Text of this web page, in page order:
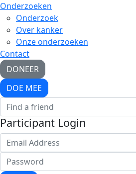
Onderzoeken
Onderzoek
Over kanker
Onze onderzoeken
Contact
DONEER
DOE MEE
Participant Login